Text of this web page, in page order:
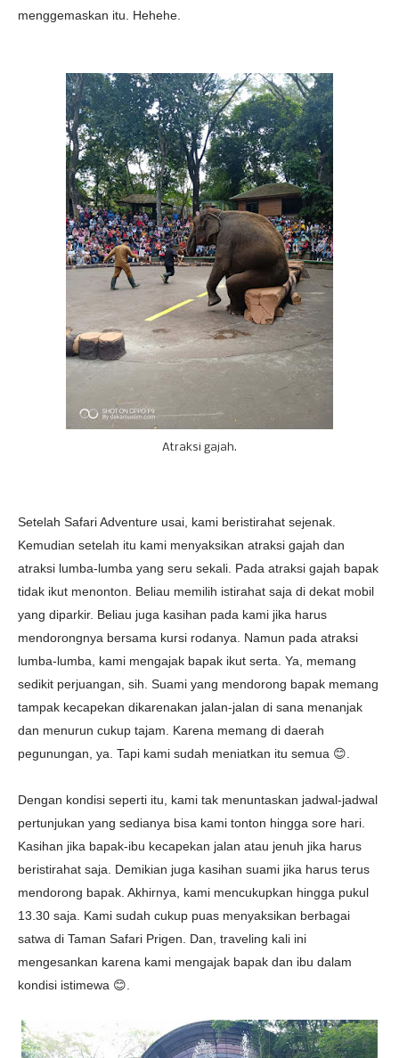
menggemaskan itu. Hehehe.
Atraksi gajah.
Setelah Safari Adventure usai, kami beristirahat sejenak.
Kemudian setelah itu kami menyaksikan atraksi gajah dan
atraksi lumba-lumba yang seru sekali. Pada atraksi gajah bapak
tidak ikut menonton. Beliau memilih istirahat saja di dekat mobil
yang diparkir. Beliau juga kasihan pada kami jika harus
mendorongnya bersama kursi rodanya. Namun pada atraksi
lumba-lumba, kami mengajak bapak ikut serta. Ya, memang
sedikit perjuangan, sih. Suami yang mendorong bapak memang
tampak kecapekan dikarenakan jalan-jalan di sana menanjak
dan menurun cukup tajam. Karena memang di daerah
pegunungan, ya. Tapi kami sudah meniatkan itu semua 😊.
Dengan kondisi seperti itu, kami tak menuntaskan jadwal-jadwal
pertunjukan yang sedianya bisa kami tonton hingga sore hari.
Kasihan jika bapak-ibu kecapekan jalan atau jenuh jika harus
beristirahat saja. Demikian juga kasihan suami jika harus terus
mendorong bapak. Akhirnya, kami mencukupkan hingga pukul
13.30 saja. Kami sudah cukup puas menyaksikan berbagai
satwa di Taman Safari Prigen. Dan, traveling kali ini
mengesankan karena kami mengajak bapak dan ibu dalam
kondisi istimewa 😊.